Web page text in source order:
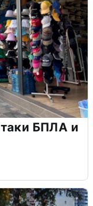
БПЛА и